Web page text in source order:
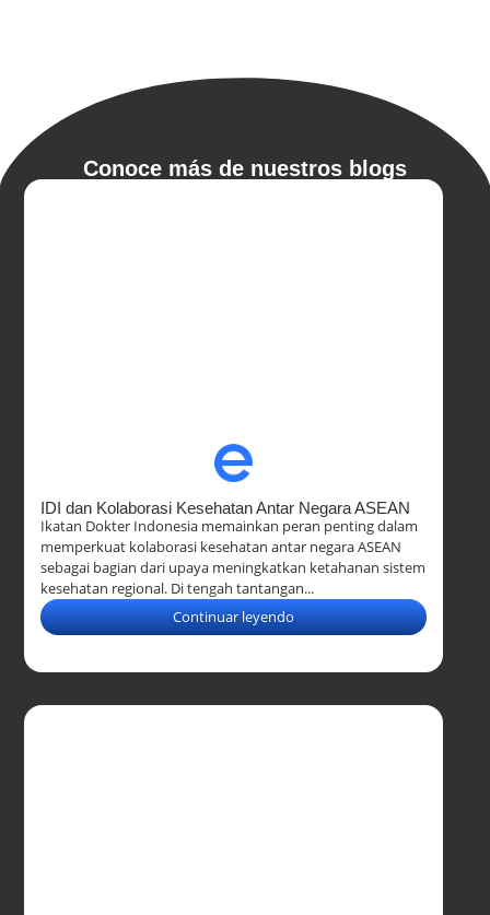
Conoce más de nuestros blogs
IDI dan Kolaborasi Kesehatan Antar Negara ASEAN
Ikatan Dokter Indonesia memainkan peran penting dalam
memperkuat kolaborasi kesehatan antar negara ASEAN
sebagai bagian dari upaya meningkatkan ketahanan sistem
kesehatan regional. Di tengah tantangan...
Continuar leyendo